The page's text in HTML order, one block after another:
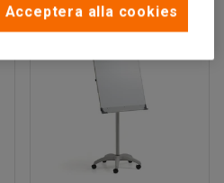
NYHET
Acceptera alla cookies